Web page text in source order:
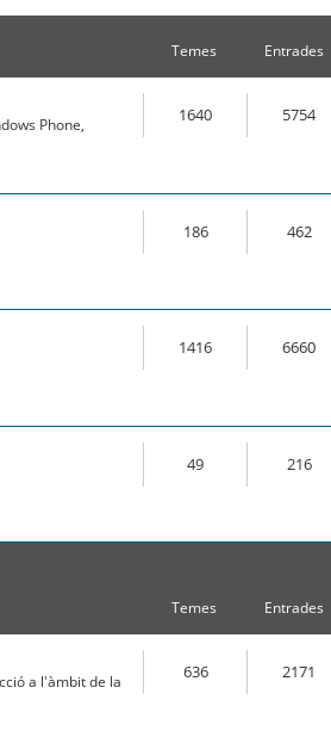
Temes Entrades
Phone,
1640 5754
186 462
1416 6660
49 216
Temes Entrades
a l'àmbit de la
636 2171